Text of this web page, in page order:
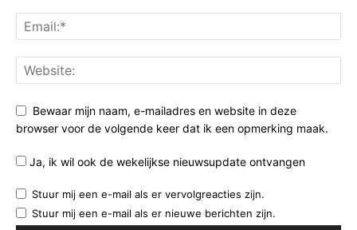
Bewaar mijn naam, e-mailadres en website in deze
browser voor de volgende keer dat ik een opmerking maak.
Ja, ik wil ook de wekelijkse nieuwsupdate ontvangen
Stuur mij een e-mail als er vervolgreacties zijn.
Stuur mij een e-mail als er nieuwe berichten zijn.